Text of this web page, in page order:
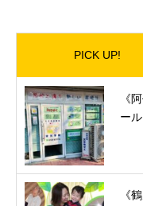
PICK UP!
《
ー
《